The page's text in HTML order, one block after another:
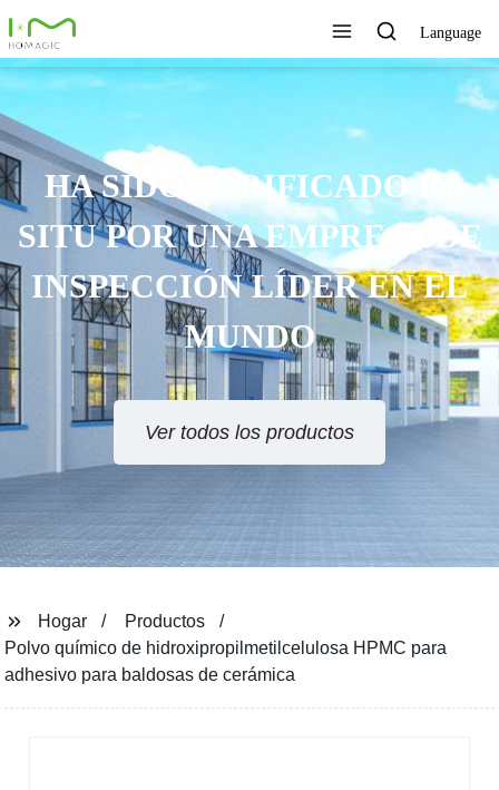
Language
HA SIDO VERIFICADO IN
SITU POR UNA EMPRESA DE
INSPECCIÓN LÍDER EN EL
MUNDO
Ver todos los productos
Hogar
Productos
Polvo químico de hidroxipropilmetilcelulosa HPMC para
adhesivo para baldosas de cerámica